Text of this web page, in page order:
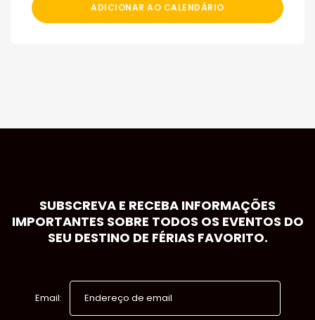
ADICIONAR AO CALENDÁRIO
SUBSCREVA E RECEBA INFORMAÇÕES
IMPORTANTES SOBRE TODOS OS EVENTOS DO
SEU DESTINO DE FÉRIAS FAVORITO.
Email: